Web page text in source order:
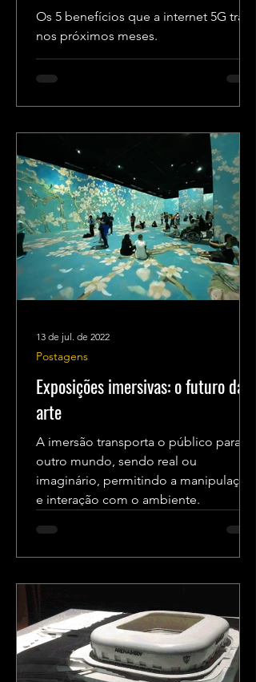
Os 5 benefícios que a internet 5G trará
nos próximos meses.
Exposições imersivas: o futuro da
arte
A imersão transporta o público para
outro mundo, sendo real ou
imaginário, permitindo a manipulação
e interação com o ambiente.
Postagens
13 de jul. de 2022